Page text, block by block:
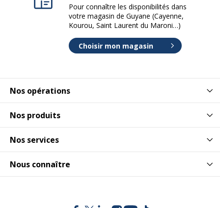
Nos opérations
Nos produits
Nos services
Nous connaître
Pour connaître les disponibilités dans
votre magasin de Guyane (Cayenne,
Kourou, Saint Laurent du Maroni…)
Choisir mon magasin